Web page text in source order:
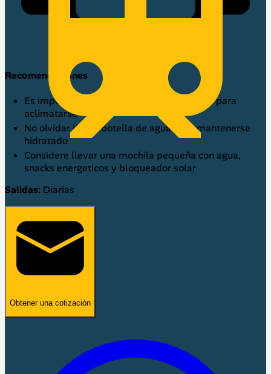
Recomendaciones
Es importante tener dias previos en Cusco para
aclimatarse
No olvidar llevar botella de agua para mantenerse
hidratado
Considere llevar una mochila pequeña con agua,
snacks energeticos y bloqueador solar
Salidas: Diarias
Obtener una cotización